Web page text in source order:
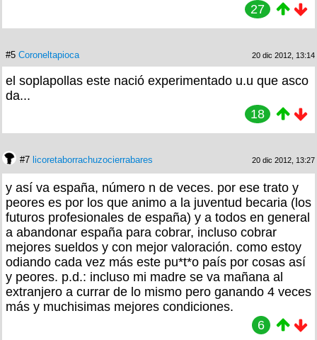
27
#5 Coroneltapioca 20 dic 2012, 13:14
el soplapollas este nació experimentado u.u que asco
da...
18
#7 licoretaborrachuzocierrabares 20 dic 2012, 13:27
y así va españa, número n de veces. por ese trato y
peores es por los que animo a la juventud becaria (los
futuros profesionales de españa) y a todos en general
a abandonar españa para cobrar, incluso cobrar
mejores sueldos y con mejor valoración. como estoy
odiando cada vez más este pu*t*o país por cosas así
y peores. p.d.: incluso mi madre se va mañana al
extranjero a currar de lo mismo pero ganando 4 veces
más y muchisimas mejores condiciones.
6